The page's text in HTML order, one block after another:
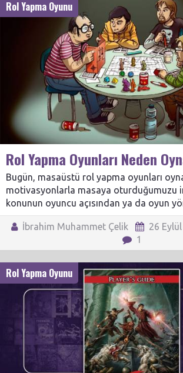
Rol Yapma Oyunu
Rol Yapma Oyunları Neden
Bugün, masaüstü rol yapma oyunları
motivasyonlarla masaya oturduğumuzu
konunun oyuncu açısından ya da oyun
İbrahim Muhammet Çelik 26
1
Rol Yapma Oyunu